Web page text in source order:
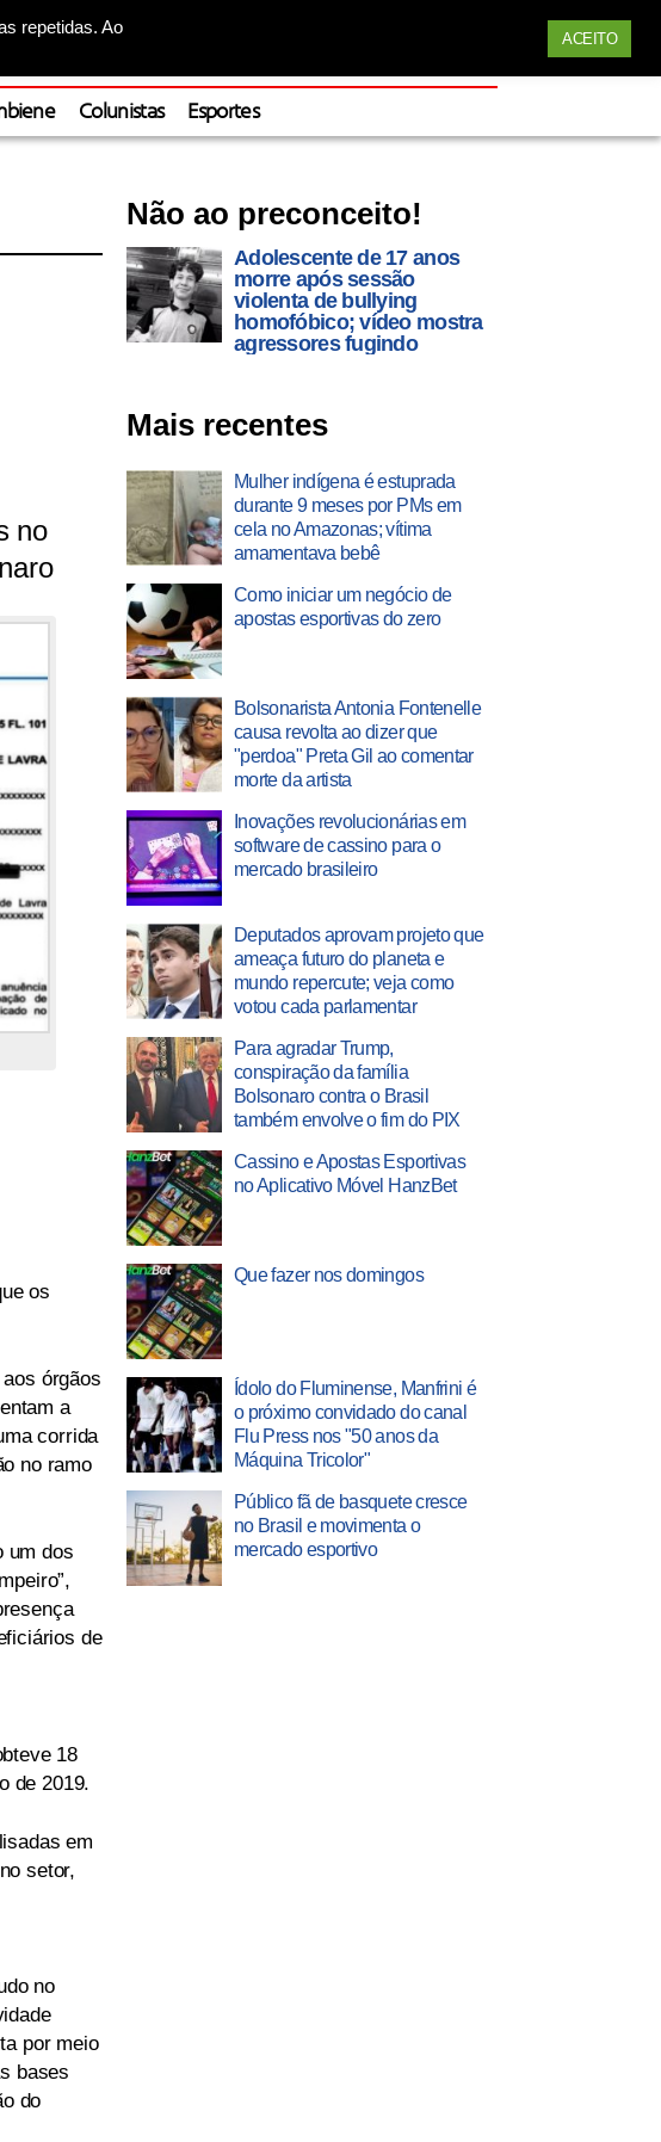
repetidas. Ao
ACEITO
Colunistas Esportes
no
os
órgãos
a
corrida
no ramo
um dos
de
18
de 2019.
em
setor,
no
por meio
bases
do
Não ao preconceito!
Adolescente de 17 anos
morre após sessão
violenta de bullying
homofóbico; vídeo mostra
agressores fugindo
Mais recentes
Mulher indígena é estuprada
durante 9 meses por PMs em
cela no Amazonas; vítima
amamentava bebê
Como iniciar um negócio de
apostas esportivas do zero
Bolsonarista Antonia Fontenelle
causa revolta ao dizer que
"perdoa" Preta Gil ao comentar
morte da artista
Inovações revolucionárias em
software de cassino para o
mercado brasileiro
Deputados aprovam projeto que
ameaça futuro do planeta e
mundo repercute; veja como
votou cada parlamentar
Para agradar Trump,
conspiração da família
Bolsonaro contra o Brasil
também envolve o fim do PIX
Cassino e Apostas Esportivas
no Aplicativo Móvel HanzBet
Que fazer nos domingos
Ídolo do Fluminense, Manfrini é
o próximo convidado do canal
Flu Press nos "50 anos da
Máquina Tricolor"
Público fã de basquete cresce
no Brasil e movimenta o
mercado esportivo